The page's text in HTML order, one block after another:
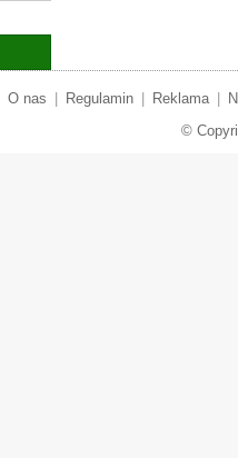
O nas Regulamin Reklama
©